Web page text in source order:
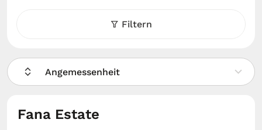
Filtern
Angemessenheit
Fana Estate